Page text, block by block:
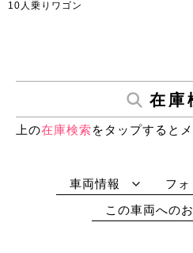
10人乗りワゴン
在庫
上の在庫検索をタップすると
車両情報
フ
この車両への